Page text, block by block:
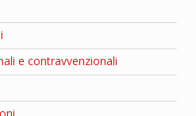
e contravvenzionali